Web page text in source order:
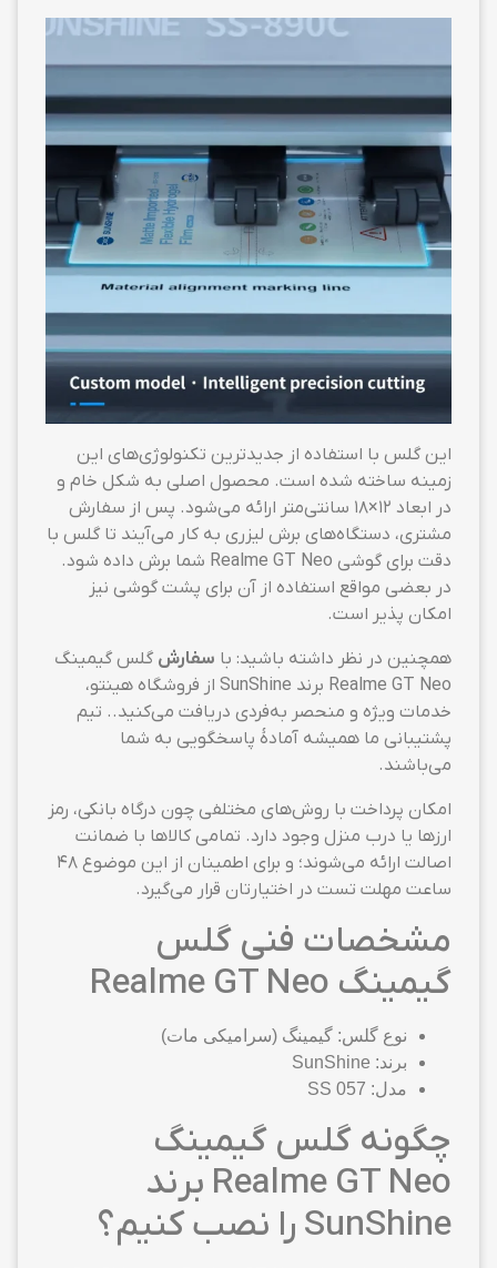
این گلس با استفاده از جدیدترین تکنولوژی‌های این
زمینه ساخته شده است. محصول اصلی به شکل خام و
در ابعاد ۱۲×۱۸ سانتی‌متر ارائه می‌شود. پس از سفارش
مشتری، دستگاه‌های برش لیزری به کار می‌آیند تا گلس با
دقت برای گوشی Realme GT Neo شما برش داده شود.
در بعضی مواقع استفاده از آن برای پشت گوشی نیز
امکان پذیر است.
همچنین در نظر داشته باشید: با سفارش گلس گیمینگ
Realme GT Neo برند SunShine از فروشگاه هینتو،
خدمات ویژه و منحصر به‌فردی دریافت می‌کنید.. تیم
پشتیبانی ما همیشه آمادهٔ پاسخگویی به شما
می‌باشند.
امکان پرداخت با روش‌های مختلفی چون درگاه بانکی، رمز
ارزها یا درب منزل وجود دارد. تمامی کالاها با ضمانت
اصالت ارائه می‌شوند؛ و برای اطمینان از این موضوع ۴۸
ساعت مهلت تست در اختیارتان قرار می‌گیرد.
مشخصات فنی گلس
گیمینگ Realme GT Neo
نوع گلس: گیمینگ (سرامیکی مات)
برند: SunShine
مدل: SS 057
چگونه گلس گیمینگ
Realme GT Neo برند
SunShine را نصب کنیم؟